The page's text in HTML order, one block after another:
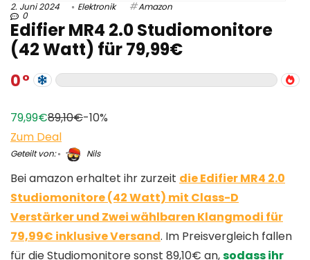
2. Juni 2024 Elektronik Amazon
0
Edifier MR4 2.0 Studiomonitore
(42 Watt) für 79,99€
0
79,99€89,10€-10%
Zum Deal
Geteilt von: Nils
Bei amazon erhaltet ihr zurzeit die Edifier MR4 2.0
Studiomonitore (42 Watt) mit Class-D
Verstärker und Zwei wählbaren Klangmodi für
79,99€ inklusive Versand. Im Preisvergleich fallen
für die Studiomonitore sonst 89,10€ an,sodass ihr